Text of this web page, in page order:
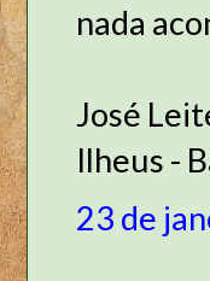
nada
José
Ilheus -
23 de